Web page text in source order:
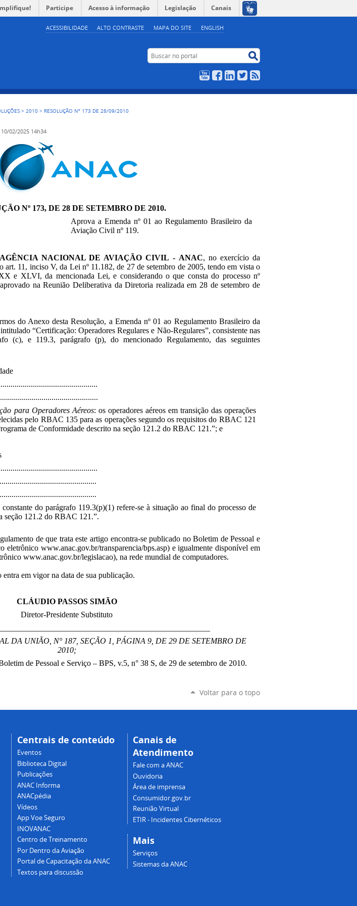
ACESSIBILIDADE ALTO CONTRASTE MAPA DO SITE ENGLISH
Participe Acesso à informação Legislação Canais
Buscar no portal
YouTubeFacebookLinkedIn
Twitter
>2010 > RESOLUÇÃO Nº 173 DE 28/09/2010
10/02/2025 14h34
Nº 173, DE 28 DE SETEMBRO DE 2010.
Aprova a Emenda nº 01 ao Regulamento Brasileiro da
Aviação Civil nº 119.
NACIONAL DE AVIAÇÃO CIVIL - ANAC, no exercício da
art. 11, inciso V, da Lei nº 11.182, de 27 de setembro de 2005, tendo em vista o
e XLVI, da mencionada Lei, e considerando o que consta do processo nº
na Reunião Deliberativa da Diretoria realizada em 28 de setembro de
do Anexo desta Resolução, a Emenda nº 01 ao Regulamento Brasileiro da
“Certificação: Operadores Regulares e Não-Regulares”, consistente nas
(c), e 119.3, parágrafo (p), do mencionado Regulamento, das seguintes
para Operadores Aéreos: os operadores aéreos em transição das operações
pelo RBAC 135 para as operações segundo os requisitos do RBAC 121
de Conformidade descrito na seção 121.2 do RBAC 121.”; e
do parágrafo 119.3(p)(1) refere-se à situação ao final do processo de
seção 121.2 do RBAC 121.”.
de que trata este artigo encontra-se publicado no Boletim de Pessoal e
eletrônico www.anac.gov.br/transparencia/bps.asp) e igualmente disponível em
www.anac.gov.br/legislacao), na rede mundial de computadores.
em vigor na data de sua publicação.
CLÁUDIO PASSOS SIMÃO
Diretor-Presidente Substituto
DA UNIÃO, N° 187, SEÇÃO 1, PÁGINA 9, DE 29 DE SETEMBRO DE
2010;
de Pessoal e Serviço – BPS, v.5, n° 38 S, de 29 de setembro de 2010.
Voltar para o topo
Centrais de conteúdo
Eventos
Biblioteca Digital
Publicações
ANAC Informa
ANACpédia
Vídeos
App Voe Seguro
INOVANAC
Centro de Treinamento
Por Dentro da Aviação
Portal de Capacitação da ANAC
Textos para discussão
Canais de
Atendimento
Fale com a ANAC
Ouvidoria
Área de imprensa
Consumidor.gov.br
Reunião Virtual
ETIR - Incidentes Cibernéticos
Mais
Serviços
Sistemas da ANAC